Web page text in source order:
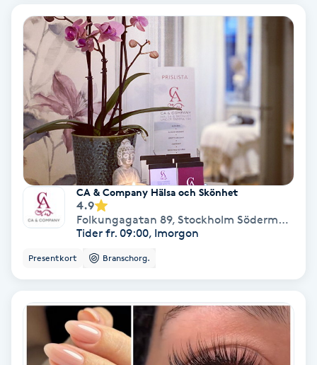
Headspa
Healing
Herrklippning
HIFU
Hollywood Peel
Hot Stone Massage
Hot yoga
Hudföryngring
Huduppstramning
CA & Company Hälsa och Skönhet
4.9
Folkungagatan 89, Stockholm Södermalm
Tider fr. 09:00, Imorgon
Presentkort Branschorg.